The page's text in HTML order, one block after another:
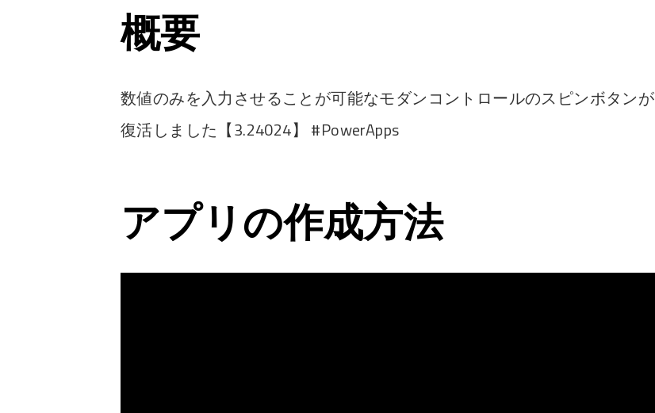
概要
数値のみを入力させることが可能なモダンコントロールのスピンボタンが
復活しました【3.24024】 #PowerApps
アプリの作成方法